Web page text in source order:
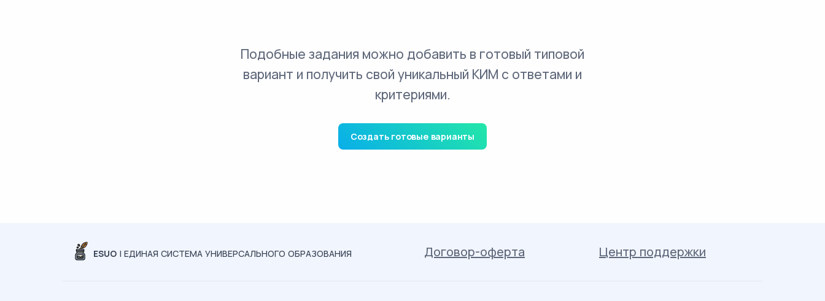
Подобные задания можно добавить в готовый типовой
вариант и получить свой уникальный КИМ с ответами и
критериями.
Создать готовые варианты
ESUO | ЕДИНАЯ СИСТЕМА УНИВЕРСАЛЬНОГО ОБРАЗОВАНИЯ Договор-оферта Центр поддержки